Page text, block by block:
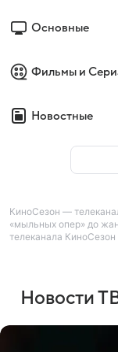
Основные
Фильмы и
Новостные
КиноСезон —
«мыльных опер» до
телеканала
Новости